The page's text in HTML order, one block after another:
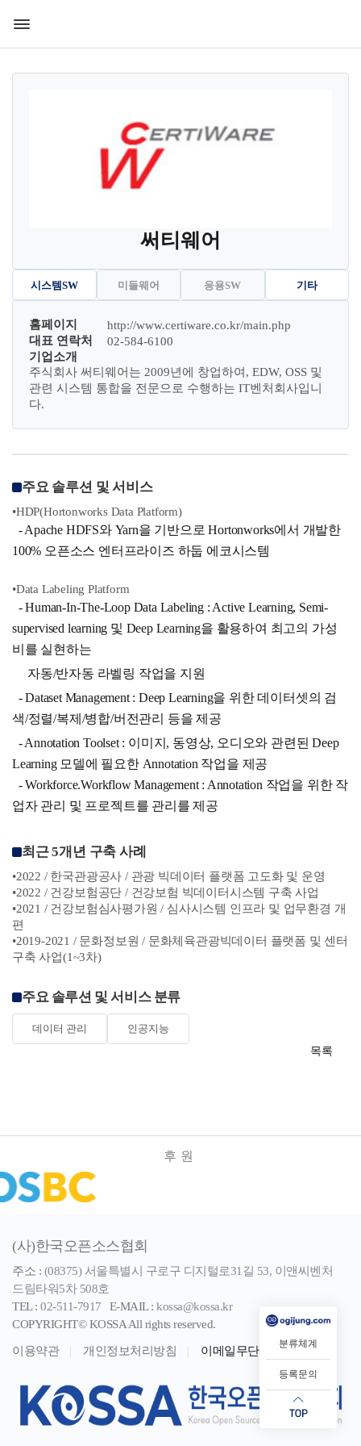
분류체계
등록문의
써티웨어
시스템SW 미들웨어 응용SW 기타
홈페이지
http://www.certiware.co.kr/main.php
대표 연락처
02-584-6100
기업소개
주식회사 써티웨어는 2009년에 창업하여, EDW, OSS 및
관련 시스템 통합을 전문으로 수행하는 IT벤처회사입니
다.
주요 솔루션 및 서비스
•HDP(Hortonworks Data Platform)
- Apache HDFS와 Yarn을 기반으로 Hortonworks에서 개발한
100% 오픈소스 엔터프라이즈 하둡 에코시스템
•Data Labeling Platform
- Human-In-The-Loop Data Labeling : Active Learning, Semi-
supervised learning 및 Deep Learning을 활용하여 최고의 가성
비를 실현하는
자동/반자동 라벨링 작업을 지원
- Dataset Management : Deep Learning을 위한 데이터셋의 검
색/정렬/복제/병합/버전관리 등을 제공
- Annotation Toolset : 이미지, 동영상, 오디오와 관련된 Deep
Learning 모델에 필요한 Annotation 작업을 제공
- Workforce.Workflow Management : Annotation 작업을 위한 작
업자 관리 및 프로젝트를 관리를 제공
최근 5개년 구축 사례
•2022 / 한국관광공사 / 관광 빅데이터 플랫폼 고도화 및 운영
•2022 / 건강보험공단 / 건강보험 빅데이터시스템 구축 사업
•2021 / 건강보험심사평가원 / 심사시스템 인프라 및 업무환경 개
편
•2019-2021 / 문화정보원 / 문화체육관광빅데이터 플랫폼 및 센터
구축 사업(1~3차)
주요 솔루션 및 서비스 분류
데이터 관리
인공지능
목록
후원
(사)한국오픈소스협회
주소 : (08375) 서울특별시 구로구 디지털로31길 53, 이앤씨벤처
드림타워5차 508호
TEL : 02-511-7917 E-MAIL : kossa@kossa.kr
COPYRIGHT© KOSSA All rights reserved.
이용약관 개인정보처리방침 이메일무단수집거부